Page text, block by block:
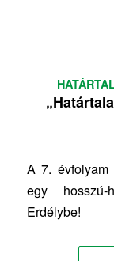
A 7. évfolyam
egy hosszú-
Erdélybe!